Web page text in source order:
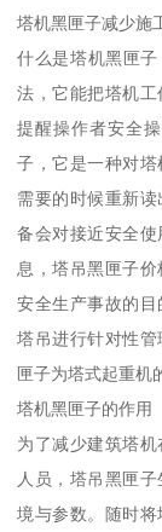
塔机黑匣子减少施
什么是塔机黑匣子
法，它能把塔机工
提醒操作者安全
子，它是一种对
需要的时候重新
备会对接近安全
息，塔吊黑匣子
安全生产事故的
塔吊进行针对性
匣子为塔式起重机
塔机黑匣子的作用
为了减少建筑塔
人员，塔吊黑匣
境与参数。随时